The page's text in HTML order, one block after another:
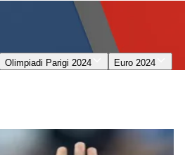
Olimpiadi Parigi 2024 Euro 2024